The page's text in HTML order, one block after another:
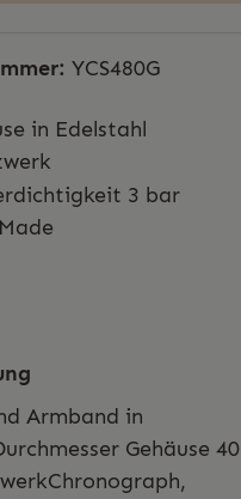
YCS480G
in Edelstahl
3 bar
Armband in
Gehäuse 40